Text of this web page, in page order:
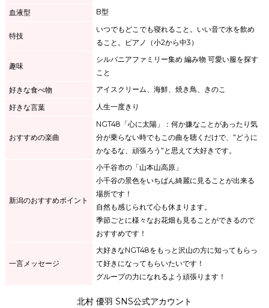
血液型
B型
特技
いつでもどこでも寝れること。いい音で水を飲め
ること。ピアノ（小2から中3）
趣味
シルバニアファミリー集め 編み物 可愛い服を探す
こと
好きな食べ物
アイスクリーム、海鮮、焼き鳥、きのこ
好きな言葉
人生一度きり
おすすめの楽曲
NGT48「心に太陽」：何か嫌なことがあったり気
分が乗らない時でもこの曲を聴くだけで、"どうに
かなるな、頑張ろう"と思えて大好きです。
新潟のおすすめポイント
小千谷市の「山本山高原」
小千谷の景色をいちばん綺麗に見ることが出来る
場所です！
自然も感じられて心も休まります。
季節ごとに様々なお花畑も見ることができるので
おすすめです！
一言メッセージ
大好きなNGT48をもっと沢山の方に知ってもらっ
て好きになってもらいたいです！
グループの力になれるよう頑張ります！
北村 優羽 SNS公式アカウント